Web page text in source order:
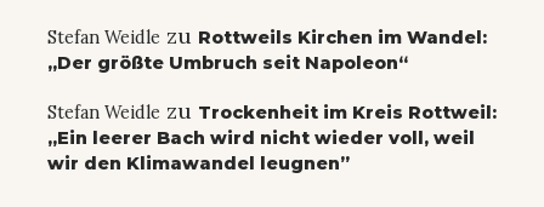
Stefan Weidle zu Rottweils Kirchen im Wandel:
„Der größte Umbruch seit Napoleon“
Stefan Weidle zu Trockenheit im Kreis Rottweil:
„Ein leerer Bach wird nicht wieder voll, weil
wir den Klimawandel leugnen”